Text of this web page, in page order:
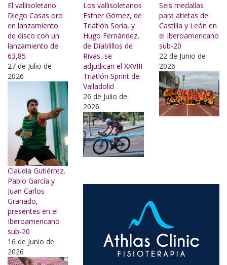
El vallisoletano
Diego Casas oro
en lanzamiento
de disco con un
lanzamiento de
63,85
27 de Julio de
2026
Los vallisoletanos
Esther Gómez, de
Triatlón Soria, y
Hugo Fernández,
de Diablillos de
Rivas, se
adjudican el XXVIII
Triatlón Sprint de
Valladolid
26 de Julio de
2026
Seis medallas
para atletas de
Castilla y León en
el Iberoamericano
sub-20
22 de Junio de
2026
Claudia Gutiérrez,
Pablo García y
Juan Carlos
Granado,
presentes en el
Iberoamericano
sub-20
16 de Junio de
2026